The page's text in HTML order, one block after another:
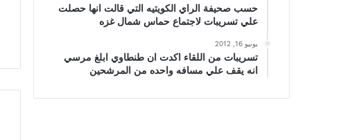
حسب صحيفة الراي الكويتيه التي قالت انها حصلت
علي تسريبات لاجتماع حماس شمال غزه
يونيو 16, 2012
تسريبات من اللقاء اكدت ان طنطاوي ابلغ مرسي
انه يقف علي مسافه واحده من المرشحين